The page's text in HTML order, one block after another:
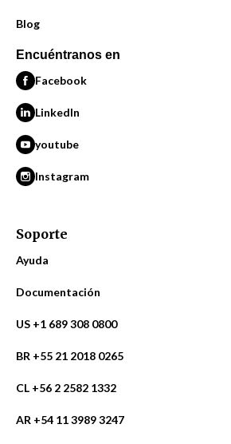
Blog
Encuéntranos en
Facebook
LinkedIn
youtube
Instagram
Soporte
Ayuda
Documentación
US +1 689 308 0800
BR +55 21 2018 0265
CL +56 2 2582 1332
AR +54 11 3989 3247